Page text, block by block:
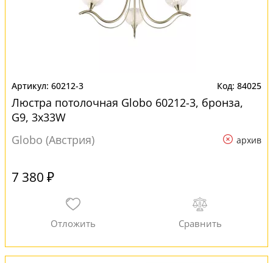
60212-3 84025
Люстра потолочная Globo 60212-3, бронза,
G9, 3x33W
Globo (Австрия)
архив
7 380 ₽